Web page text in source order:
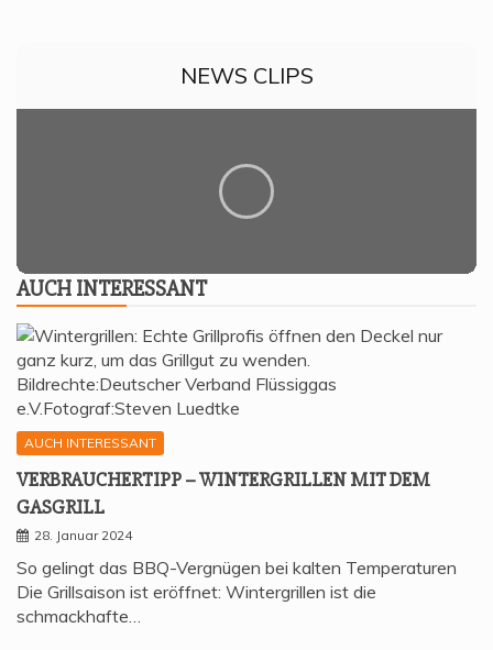
NEWS CLIPS
AUCH INTER­ES­SANT
AUCH INTERESSANT
VER­BRAU­CHER­TIPP – WIN­TER­GRIL­LEN MIT DEM
GASGRILL
28. Januar 2024
So gelingt das BBQ-Vergnügen bei kalten Temperaturen
Die Grillsaison ist eröffnet: Wintergrillen ist die
schmackhafte…